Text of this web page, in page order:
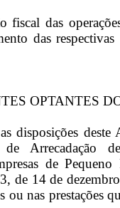
fiscal das
das respectivas
OPTANTES
disposições
de Arrecadação
de
de 14 de
ou nas prestações